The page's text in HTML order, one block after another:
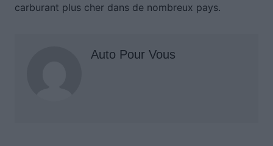
carburant plus cher dans de nombreux pays.
Auto Pour Vous